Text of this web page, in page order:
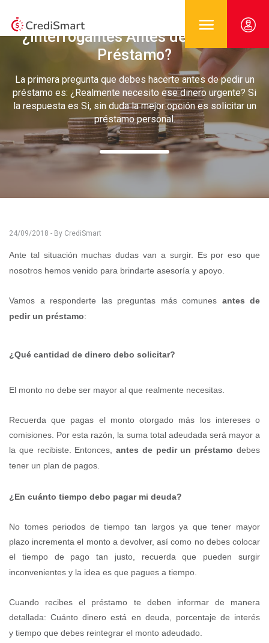
¿Interrogantes Antes de Pedir un
Préstamo?
La primera pregunta que debes hacerte antes de pedir un
préstamo es: ¿Realmente necesito ese dinero urgente? Si
la respuesta es Si, sin duda la mejor opción es solicitar un
préstamo personal.
24/09/2018 - By CrediSmart
Ante talsituación muchas dudas van a surgir. Es por eso que
nosotros hemos venido para brindarte asesoría y apoyo.
Vamos a responderte las preguntas más comunes antes de
pedir un préstamo:
¿Qué cantidad de dinero debo solicitar?
El monto no debe ser mayor al que realmente necesitas
Recuerda que pagas el montootorgado más los intereses o
comisiones. Por esta razón
la suma total adeudada será mayor a
la que recibiste. Entonces,antes de pedir un préstamo debes
tener un plan de pagos.
¿En cuánto tiempo debo pagarmi deuda?
No tomes periodos de tiempo tan largos ya que tener mayor
plazo incrementa el monto a devolver, así como no debes colocar
el tiempo de pago tan justo, recuerda que pueden surgir
inconvenientes y la idea es que pagues a tiempo.
Cuando recibes el préstamo te deben informarde manera
detallada: Cuánto dinero está en deuda, porcentaje de interés
y tiempo que debes reintegrar el monto adeudado.